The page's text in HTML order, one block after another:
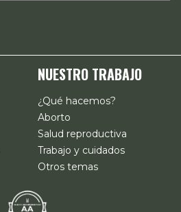
NUESTRO TRABAJO
¿Qué hacemos?
Aborto
Salud reproductiva
Trabajo y cuidados
Otros temas